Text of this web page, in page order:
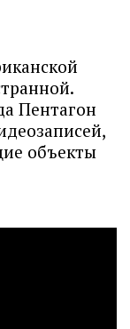
Пентагон
объекты